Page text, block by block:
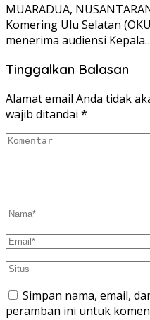
MUARADUA,
Komering Ulu Selatan
menerima audiensi
Tinggalkan Balasan
Alamat email Anda tidak
wajib ditandai *
Simpan nama, email,
peramban ini untuk